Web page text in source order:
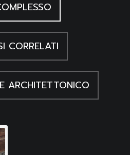
CORRELATI
ARCHITETTONICO